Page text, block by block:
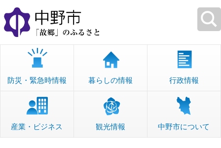
本
文
へ
移
防災・緊急時情報 暮らしの情報 行政情報
産業・ビジネス 観光情報 中野市について